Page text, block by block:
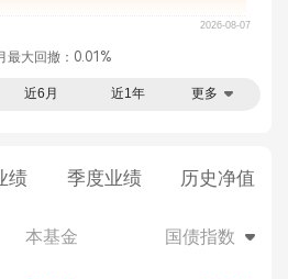
最大回撤： 0.01%
近6月 近1年 更多
绩 季度业绩 历史净值
本基金 国债指数